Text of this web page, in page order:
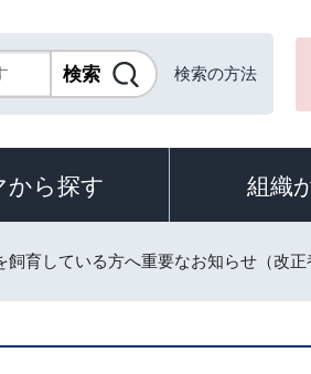
検索の方法
から探す 組織
飼育している方へ重要なお知らせ（改正